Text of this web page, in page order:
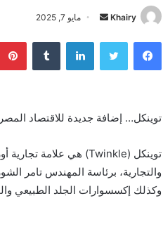
Khairy
أ
ل
ي
ا
إ
ل
مايو 7, 2025
فيسبوك تويتر لينكدإن ‏Tumblr
توينكل… إضافة جديدة للاقتصاد
والتجارية، برئاسة المهندس تامر
وكذلك إكسسوارات الجلد الطبيعي